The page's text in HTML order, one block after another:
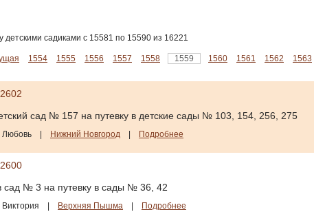
садиками с 15581 по 15590 из 16221
1554 1555 1556 1557 1558 1559 1560 1561 1562 1563
сад № 157 на путевку в детские сады № 103, 154, 256, 275
Любовь Нижний Новгород Подробнее
сад № 3 на путевку в сады № 36, 42
Виктория Верхняя Пышма Подробнее